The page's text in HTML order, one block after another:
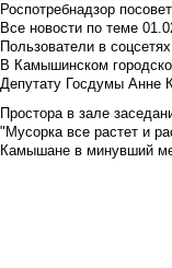
Роспотребнадзор
Все новости по теме
Пользователи в
В Камышинском
Депутату Госдумы Анне
Простора в зале
"Мусорка все растет и
Камышане в минувший